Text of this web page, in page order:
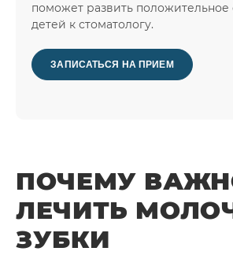
поможет развить
детей к стоматологу.
ЗАПИСАТЬСЯ НА ПРИЕМ
ПОЧЕМУ
ЛЕЧИТЬ
ЗУБКИ